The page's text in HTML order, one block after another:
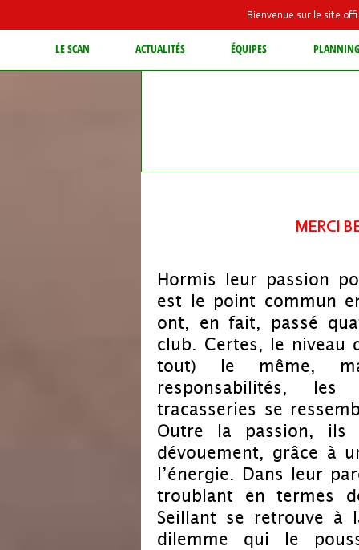
Bienvenue sur le site
LE SCAN ACTUALITÉS ÉQUIPES
MERCI
Hormis leur passion
est le point commun
ont, en fait, passé
club. Certes, le niveau
tout) le même,
responsabilités,
tracasseries se
Outre la passion, ils
dévouement, grâce à
l’énergie. Dans leur
troublant en termes
Seillant se retrouve à
dilemme qui le